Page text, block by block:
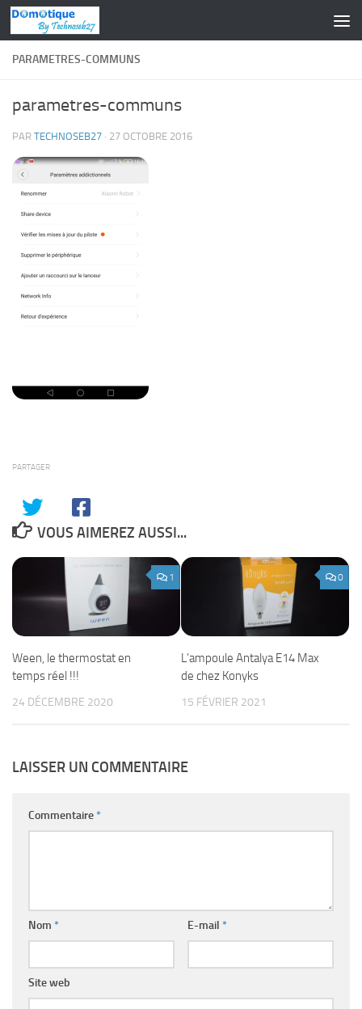
Skip to content
PARAMETRES-COMMUNS
parametres-communs
PAR TECHNOSEB27 · 27 OCTOBRE 2016
PARTAGER
VOUS AIMEREZ AUSSI...
1
Ween, le thermostat en
temps réel !!!
24 DÉCEMBRE 2020
0
L’ampoule Antalya E14 Max
de chez Konyks
15 FÉVRIER 2021
LAISSER UN COMMENTAIRE
Commentaire*
Nom * E-mail *
Site web